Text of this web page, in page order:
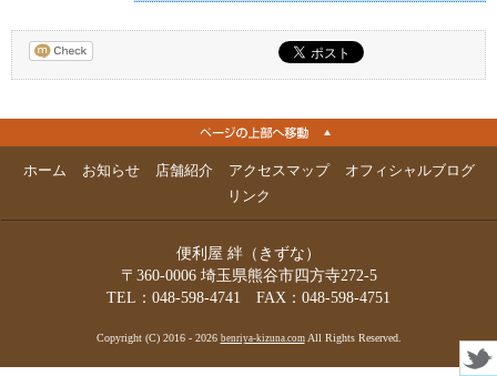
ホーム お知らせ 店舗紹介 アクセスマップ
オフィシャルブログ
リンク
便利屋 絆（きずな）
〒360-0006 埼玉県熊谷市四方寺272-5
TEL：048-598-4741 FAX：048-598-4751
Copyright (C) 2016 - 2026 benriya-kizuna.comAll Rights Reserved.